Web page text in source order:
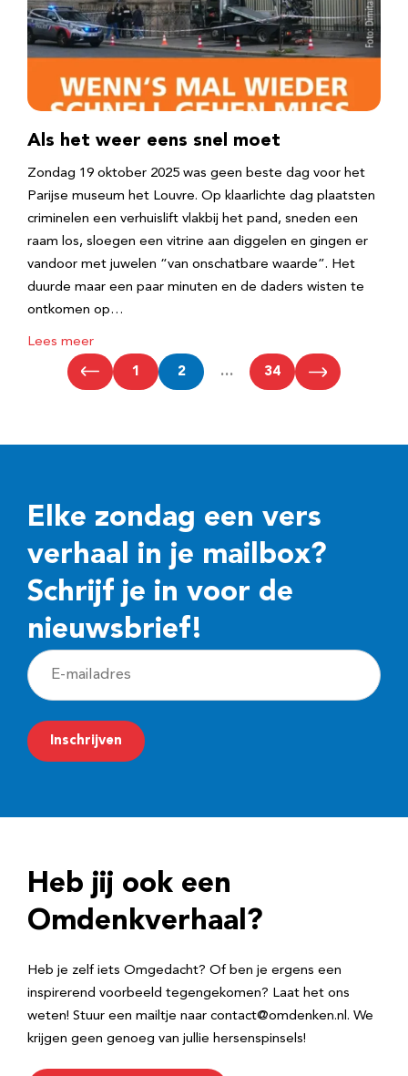
Als het weer eens snel moet
Zondag 19 oktober 2025 was geen beste dag voor het
Parijse museum het Louvre. Op klaarlichte dag plaatsten
criminelen een verhuislift vlakbij het pand, sneden een
raam los, sloegen een vitrine aan diggelen en gingen er
vandoor met juwelen “van onschatbare waarde”. Het
duurde maar een paar minuten en de daders wisten te
ontkomen op…
Lees meer
1 2 … 34
Elke zondag een vers
verhaal in je mailbox?
Schrijf je in voor de
nieuwsbrief!
E
-
m
a
r
e
Inschrijven
Heb jij ook een
Omdenkverhaal?
Heb je zelf iets Omgedacht? Of ben je ergens een
inspirerend voorbeeld tegengekomen? Laat het ons
weten! Stuur een mailtje naar contact@omdenken.nl. We
krijgen geen genoeg van jullie hersenspinsels!